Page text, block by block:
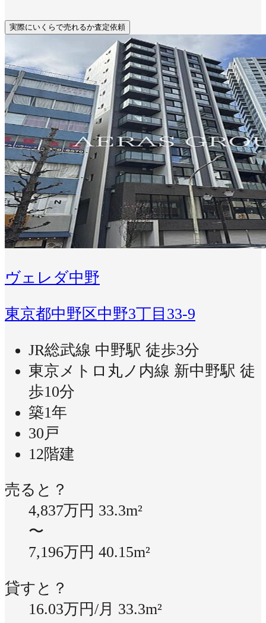
実際にいくらで売れるか査定依頼
ヴェレダ中野
東京都中野区中野3丁目33-9
JR総武線 中野駅 徒歩3分
東京メトロ丸ノ内線 新中野駅 徒
歩10分
築1年
30戸
12階建
売ると？
4,837万円 33.3m²
〜
7,196万円 40.15m²
貸すと？
16.03万円/月 33.3m²